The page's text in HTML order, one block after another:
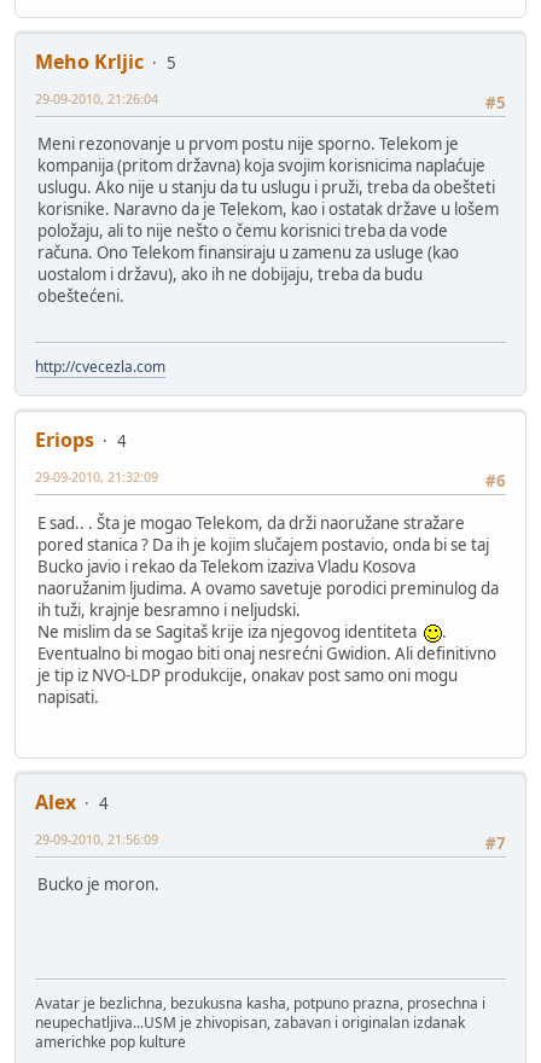
Meho Krljic
5
#5
29-09-2010, 21:26:04
Meni rezonovanje u prvom postu nije sporno. Telekom je
kompanija (pritom državna) koja svojim korisnicima naplaćuje
uslugu. Ako nije u stanju da tu uslugu i pruži, treba da obešteti
korisnike. Naravno da je Telekom, kao i ostatak države u lošem
položaju, ali to nije nešto o čemu korisnici treba da vode
računa. Ono Telekom finansiraju u zamenu za usluge (kao
uostalom i državu), ako ih ne dobijaju, treba da budu
obeštećeni.
http://cvecezla.com
Eriops
4
#6
29-09-2010, 21:32:09
E sad.. . Šta je mogao Telekom, da drži naoružane stražare
pored stanica ? Da ih je kojim slučajem postavio, onda bi se taj
Bucko javio i rekao da Telekom izaziva Vladu Kosova
naoružanim ljudima. A ovamo savetuje porodici preminulog da
ih tuži, krajnje besramno i neljudski.
Ne mislim da se Sagitaš krije iza njegovog identiteta
.
Eventualno bi mogao biti onaj nesrećni Gwidion. Ali definitivno
je tip iz NVO-LDP produkcije, onakav post samo oni mogu
napisati.
Alex
4
#7
29-09-2010, 21:56:09
Bucko je moron.
Avatar je bezlichna, bezukusna kasha, potpuno prazna, prosechna i
neupechatljiva...USM je zhivopisan, zabavan i originalan izdanak
americhke pop kulture